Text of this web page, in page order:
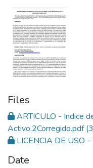
Files
ARTICULO - Indice
Activo.2Corregido.pdf
LICENCIA DE USO -
Date